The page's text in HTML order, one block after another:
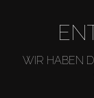
WIR HABEN